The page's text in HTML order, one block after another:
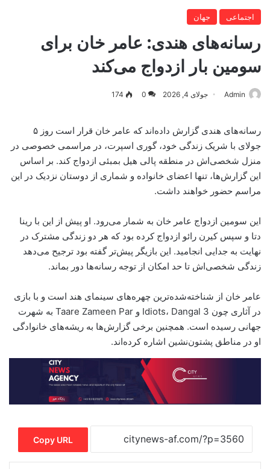
اجتماعی جهان
رسانه‌های هندی: عامر خان برای
سومین بار ازدواج می‌کند
Admin جولای 4, 2026 0
174
رسانه‌های هندی گزارش داده‌اند که عامر خان قرار است روز ۵
جولای با شریک زندگی خود، گوری اسپرت، در مراسمی خصوصی در
منزل شخصی‌اش در منطقه پالی هیل بمبئی ازدواج کند. بر اساس
این گزارش‌ها، تنها اعضای خانواده و شماری از دوستان نزدیک در این
مراسم حضور خواهند داشت.
این سومین ازدواج عامر خان به شمار می‌رود. او پیش از این با رینا
دتا و سپس کیرن رائو ازدواج کرده بود که هر دو زندگی مشترک در
نهایت به جدایی انجامید. این بازیگر پیش‌تر گفته بود ترجیح می‌دهد
زندگی شخصی‌اش تا حد امکان از توجه رسانه‌ها دور بماند.
عامر خان از شناخته‌شده‌ترین چهره‌های سینمای هند است و با بازی
در آثاری چون 3 Idiots، Dangal و Taare Zameen Par به شهرت
جهانی رسیده است. همچنین برخی گزارش‌ها به ریشه‌های خانوادگی
او در مناطق پشتون‌نشین اشاره کرده‌اند.
Copy URL